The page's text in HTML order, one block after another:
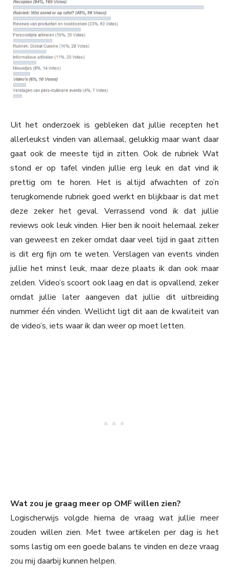
Uit het onderzoek is gebleken dat jullie recepten het
allerleukst vinden van allemaal, gelukkig maar want daar
gaat ook de meeste tijd in zitten. Ook de rubriek Wat
stond er op tafel vinden jullie erg leuk en dat vind ik
prettig om te horen. Het is altijd afwachten of zo’n
terugkomende rubriek goed werkt en blijkbaar is dat met
deze zeker het geval. Verrassend vond ik dat jullie
reviews ook leuk vinden. Hier ben ik nooit helemaal zeker
van geweest en zeker omdat daar veel tijd in gaat zitten
is dit erg fijn om te weten. Verslagen van events vinden
jullie het minst leuk, maar deze plaats ik dan ook maar
zelden. Video’s scoort ook laag en dat is opvallend, zeker
omdat jullie later aangeven dat jullie dit uitbreiding
nummer één vinden. Wellicht ligt dit aan de kwaliteit van
de video’s, iets waar ik dan weer op moet letten.
Wat zou je graag meer op OMF willen zien?
Logischerwijs volgde hierna de vraag wat jullie meer
zouden willen zien. Met twee artikelen per dag is het
soms lastig om een goede balans te vinden en deze vraag
zou mij daarbij kunnen helpen.